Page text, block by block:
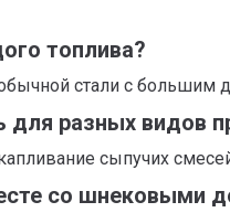
топлива?
стали с
разных видов
сыпучих
со шнековыми